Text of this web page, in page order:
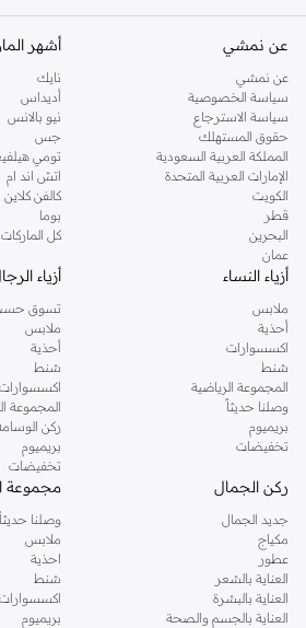
المريحة والإكسسوارات الرائعة. كل قطعة مصنوعة
البلوزات وتي شيرتات
أضف البهجة إلى خزانة ملابس طفلك مع بلوزاتنا
اليومية أو وقت اللعب، تأتي تي شيرتاتنا وقمصاننا
البناطيل والسراويل
الراحة تلتقي بالأناقة مع مجموعتنا من البناطيل.
المريحة، والسراويل العملية، والجينز العصري للارتداء
فساتين وتنورات
دع طفلتك تتألق مع فساتيننا وتنوراتنا الساحرة.
مثالية للحفلات والمناسبات الخاصة.
ملابس خارجية
حافظ على دفء طفلك وحمايته مع مجموعتنا من
والمتانة، وهي مثالية للطقس البارد.
في بوو بوو، نعطي الأولوية لراحة طفلك وسلامته.
وجيدة التهوية ولطيفة على البشرة الحساسة. يمكنك
وسهلة العناية بها.
تسوق بوو بوو عبر الإنترنت
استمتع بتجربة تسوق مريحة عبر الإنترنت مع
عن نمشي
عن نمشي
سياسة الخصوصية
سياسة الاسترجاع
حقوق المستهلك
المملكة العربية السعودية
الإمارات العربية المتحدة
الكويت
قطر
البحرين
عمان
أشهر
نايك
أديداس
نيو بالانس
جس
تومي
اتش اند ام
كالفن كلاين
بوما
كل الماركات
أزياء النساء
ملابس
أحذية
اكسسوارات
شنط
المجموعة الرياضية
وصلنا حديثاً
بريميوم
تخفيضات
أزياء
تسوق حسب
ملابس
أحذية
شنط
اكسسوارات
المجموعة
ركن
بريميوم
تخفيضات
ركن الجمال
جديد الجمال
مكياج
عطور
العناية بالشعر
العناية بالبشرة
العناية بالجسم والصحة
مجموعة
وصلنا حديثاً
ملابس
احذية
شنط
اكسسوارات
بريميوم